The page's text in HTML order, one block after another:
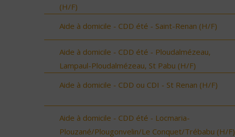
(H/F)
Aide à domicile - CDD été - Saint-Renan (H/F)
Aide à domicile - CDD été - Ploudalmézeau,
Lampaul-Ploudalmézeau, St Pabu (H/F)
Aide à domicile - CDD ou CDI - St Renan (H/F)
Aide à domicile - CDD été - Locmaria-
Plouzané/Plougonvelin/Le Conquet/Trébabu (H/F)